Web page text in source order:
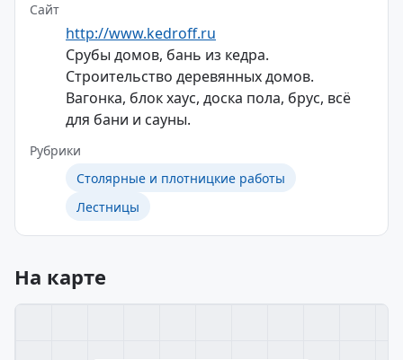
Сайт
http://www.kedroff.ru
Срубы домов, бань из кедра.
Строительство деревянных домов.
Вагонка, блок хаус, доска пола, брус, всё
для бани и сауны.
Рубрики
Столярные и плотницкие работы
Лестницы
На карте